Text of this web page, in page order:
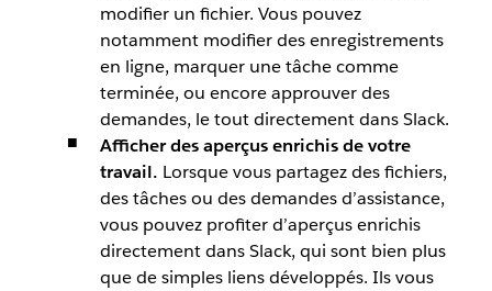
modifier un fichier. Vous pouvez
notamment modifier des enregistrements
en ligne, marquer une tâche comme
terminée, ou encore approuver des
demandes, le tout directement dans Slack.
Afficher des aperçus enrichis de votre
travail. Lorsque vous partagez des fichiers,
des tâches ou des demandes d’assistance,
vous pouvez profiter d’aperçus enrichis
directement dans Slack, qui sont bien plus
que de simples liens développés. Ils vous